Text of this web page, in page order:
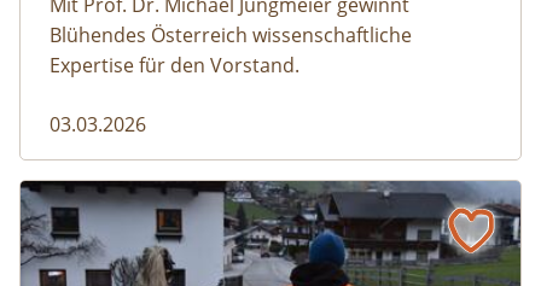
Blühendes Österreich wissenschaftliche
Expertise für den Vorstand.
03.03.2026
Der steile Weg in die Freiheit